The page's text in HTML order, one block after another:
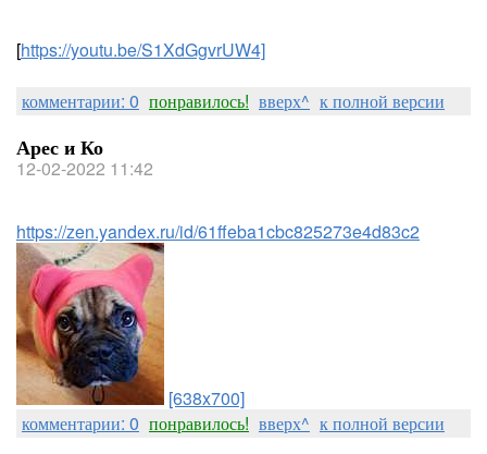
[https://youtu.be/S1XdGgvrUW4]
комментарии: 0 понравилось! вверх^ к полной версии
Арес и Ко
12-02-2022 11:42
https://zen.yandex.ru/id/61ffeba1cbc825273e4d83c2
[638x700]
комментарии: 0 понравилось! вверх^ к полной версии